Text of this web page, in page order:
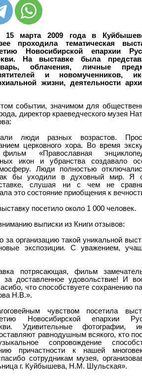
марта 2009 года в
проходила тематическая
Новосибирской епархии
На выставке была
облачения, личные
и новомученников,
жизни, деятельности
событии, значимом для
директор краеведческого музея
люди разных возрастов.
церковного хора. Во время
фильм «Православная
икон и убранства создавало
Люди полностью
как бы уходили в духовный мир. Я
слушая ни с чем не
это состояние приобщения к
посетило около 1 000 человек.
выписки из Книги отзывов:
за организацию такой уникальной
экспозиции. С уважением,
потрясающая, фильм
за доставленное удовольствие! И
что способствуете сохранению
Н.В.».
чувством посетила
Новосибирской епархии
Удивительные фотографии,
равнодушным всякого, кто
сопровождение
причастности к нашей
сотрудникам музея,
г. Куйбышева, Н.М. Шульская».